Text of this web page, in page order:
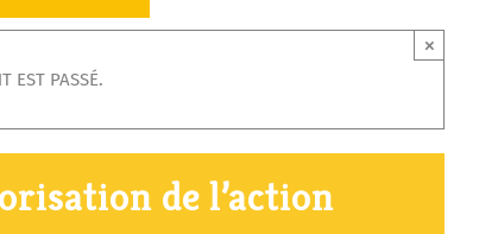
EST PASSÉ.
×
de l’action